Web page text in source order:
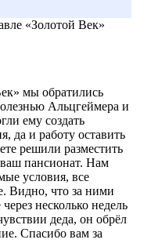
друзей и любимое
труд.
«Золотой Век»
мы обратились
Альцгеймера и
ему создать
да и работу оставить
решили разместить
пансионат. Нам
условия, все
Видно, что за ними
несколько недель
деда, он обрёл
Спасибо вам за